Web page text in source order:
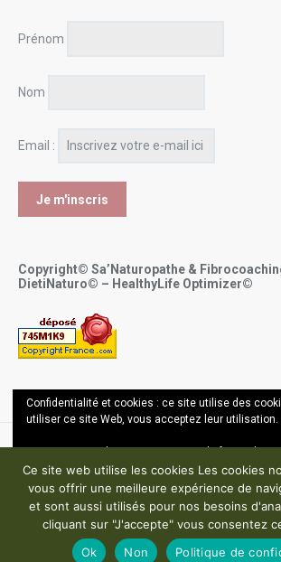
Confidentialité et cookies : ce site utilise des
utiliser ce site Web, vous acceptez leur utilisation.
consultez :En savoir plus
Prénom
Nom
Email :
Copyright© Sa’Naturopathe &
DietiNaturo© – HealthyLife Optimizer©
Copyright ©
Sana Bel Hassin OUALI -
Mentions légales – Politique de
Ce site web utilise les cookies Les cookies
vous offrir une meilleure expérience de
et sont aussi utilisés pour nos besoins
cliquant sur "J'accepte" vous consentez
Ok
Non Politique de